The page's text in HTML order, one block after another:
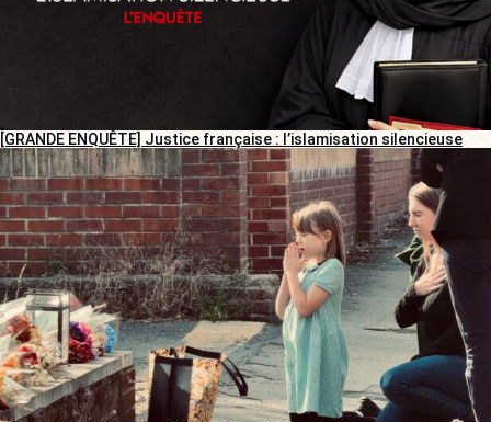
[GRANDE ENQUÊTE] Justice française : l’islamisation silencieuse